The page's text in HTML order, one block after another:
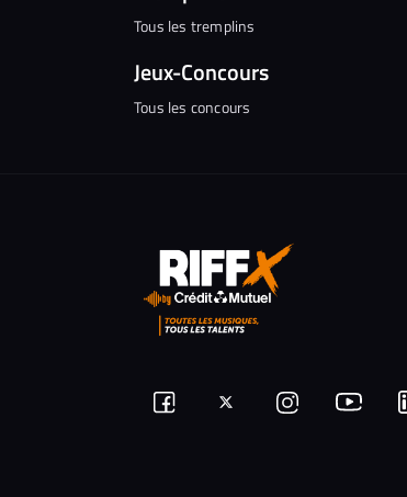
Tous les tremplins
Jeux-Concours
Tous les concours
Suivez-Suivez-Nous
Nous